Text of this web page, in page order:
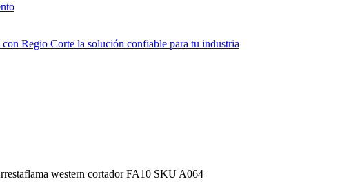
con Regio Corte la solución confiable para tu industria
western cortador FA10 SKU A064